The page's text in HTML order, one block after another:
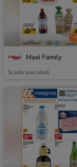
-
Maxì Family
Scade mercoledì